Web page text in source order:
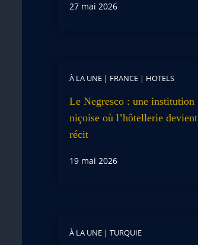
27 mai 2026
À LA UNE| FRANCE| HOTELS
Le Negresco : une institution
niçoise où l’hôtellerie devient
récit
19 mai 2026
À LA UNE| TURQUIE